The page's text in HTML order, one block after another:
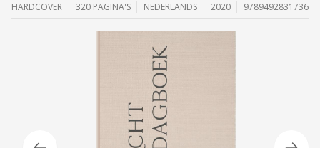
HARDCOVER 320 PAGINA'S NEDERLANDS 2020 9789492831736